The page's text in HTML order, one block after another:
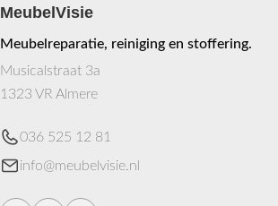
MeubelVisie
Meubelreparatie, reiniging en stoffering.
Musicalstraat 3a
1323 VR Almere
036 525 12 81
info@meubelvisie.nl